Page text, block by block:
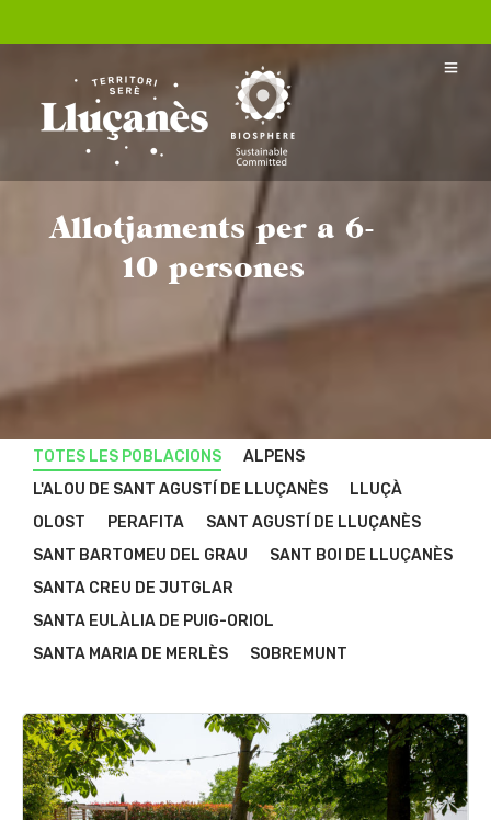
Allotjaments per a 6-
10 persones
TOTES LES POBLACIONS
ALPENS
L'ALOU DE SANT AGUSTÍ DE LLUÇANÈS
LLUÇÀ
OLOST
PERAFITA
SANT AGUSTÍ DE LLUÇANÈS
SANT BARTOMEU DEL GRAU
SANT BOI DE LLUÇANÈS
SANTA CREU DE JUTGLAR
SANTA EULÀLIA DE PUIG-ORIOL
SANTA MARIA DE MERLÈS
SOBREMUNT